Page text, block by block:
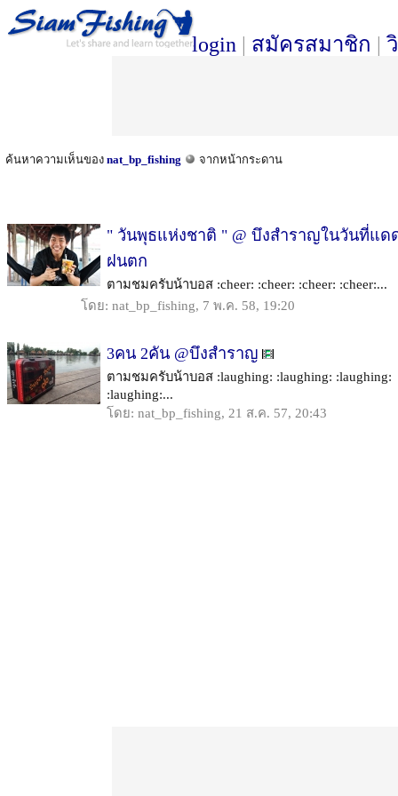
login | สมัครสมาชิก |
ค้นหาความเห็นของ nat_bp_fishing จากหน้ากระดาน
" วันพุธแห่งชาติ " @ บึงสำราญในวันที่แด
ฝนตก
ตามชมครับน้าบอส :cheer: :cheer: :cheer: :cheer:...
โดย: nat_bp_fishing, 7 พ.ค. 58, 19:20
3คน 2คัน @บึงสำราญ
ตามชมครับน้าบอส :laughing: :laughing: :laughing:
:laughing:...
โดย: nat_bp_fishing, 21 ส.ค. 57, 20:43